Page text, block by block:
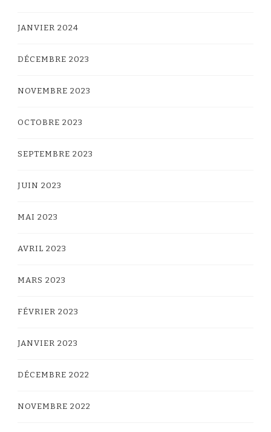
JANVIER 2024
DÉCEMBRE 2023
NOVEMBRE 2023
OCTOBRE 2023
SEPTEMBRE 2023
JUIN 2023
MAI 2023
AVRIL 2023
MARS 2023
FÉVRIER 2023
JANVIER 2023
DÉCEMBRE 2022
NOVEMBRE 2022